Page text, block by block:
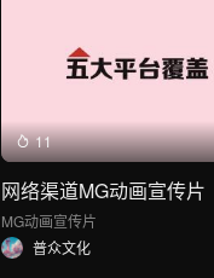
11
网络渠道MG动画宣传片
MG动画宣传片
普众文化